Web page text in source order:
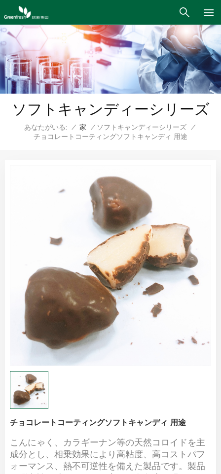
ソフトキャンディーシリーズ
あなたがいる: / 家 / ソフトキャンディーシリーズ
/
チョコレートコーティングソフトキャンディ 用途
チョコレートコーティングソフトキャンディ 用途
こんにゃく、カラギーナン等の天然コロイドを主
成分とし、相乗効果により高粘度、高コストパフ
ォーマンス、熱不可逆性を備えた製品です。 製品